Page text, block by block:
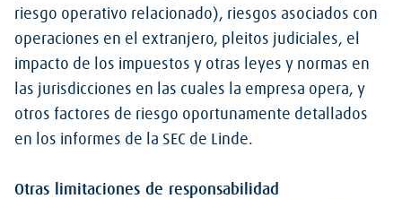
riesgo operativo relacionado), riesgos asociados con
operaciones en el extranjero, pleitos judiciales, el
impacto de los impuestos y otras leyes y normas en
las jurisdicciones en las cuales la empresa opera, y
otros factores de riesgo oportunamente detallados
en los informes de la SEC de Linde.
Otras limitaciones de responsabilidad